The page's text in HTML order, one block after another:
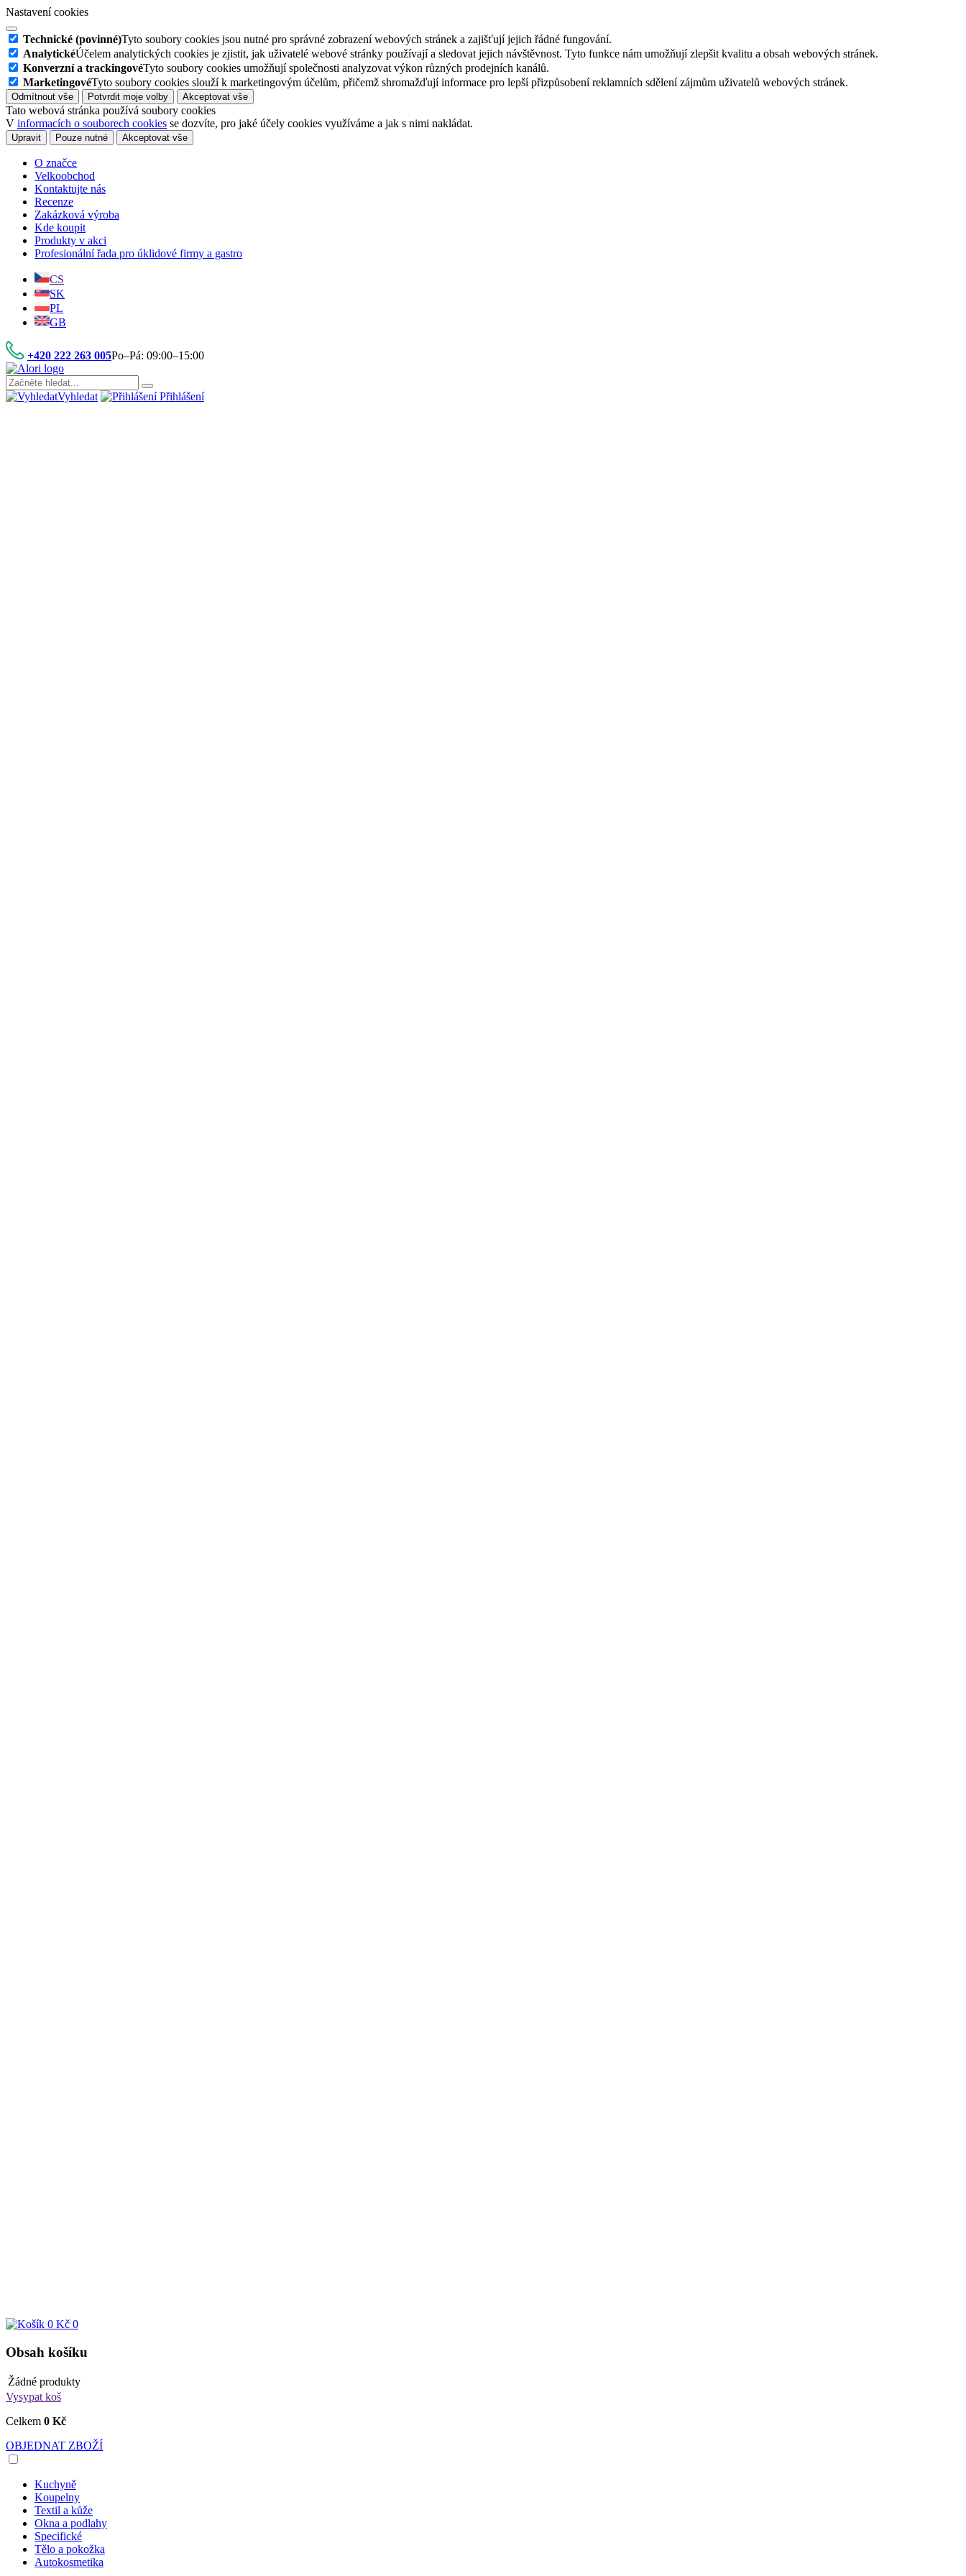
Nastavení cookies
Technické (povinné)Tyto soubory cookies jsou nutné pro správné zobrazení webových stránek a zajišťují jejich řádné fungování.
AnalytickéÚčelem analytických cookies je zjistit, jak uživatelé webové stránky používají a sledovat jejich návštěvnost. Tyto funkce nám umožňují zlepšit kvalitu a obsah webových stránek.
Konverzní a trackingovéTyto soubory cookies umožňují společnosti analyzovat výkon různých prodejních kanálů.
MarketingovéTyto soubory cookies slouží k marketingovým účelům, přičemž shromažďují informace pro lepší přizpůsobení reklamních sdělení zájmům uživatelů webových stránek.
Odmítnout vše Potvrdit moje volby Akceptovat vše
Tato webová stránka používá soubory cookies
V informacích o souborech cookies se dozvíte, pro jaké účely cookies využíváme a jak s nimi nakládat.
Upravit Pouze nutné Akceptovat vše
O značce
Velkoobchod
Kontaktujte nás
Recenze
Zakázková výroba
Kde koupit
Produkty v akci
Profesionální řada pro úklidové firmy a gastro
CS
SK
PL
GB
+420 222 263 005Po–Pá: 09:00–15:00
Vyhledat Přihlášení
0 Kč 0
Obsah košíku
Žádné produkty
Vysypat koš
Celkem 0 Kč
OBJEDNAT ZBOŽÍ
Kuchyně
Koupelny
Textil a kůže
Okna a podlahy
Specifické
Tělo a pokožka
Autokosmetika